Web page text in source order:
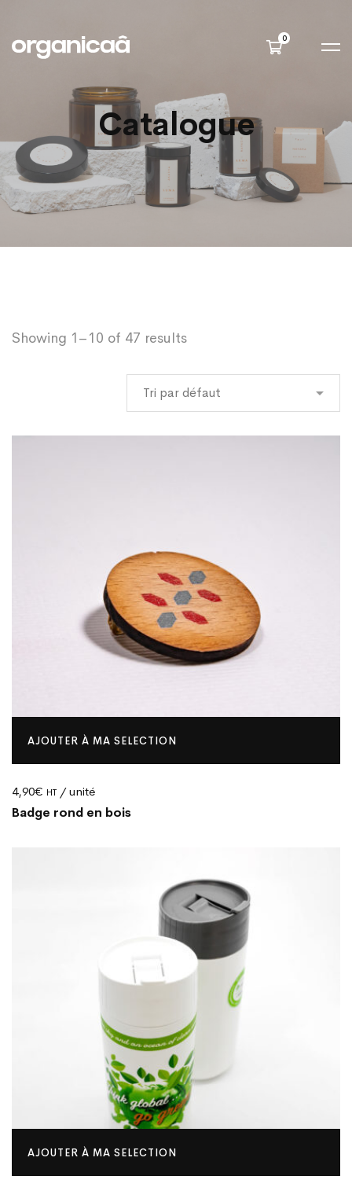
Catalogue
Showing 1–10 of 47 results
AJOUTER À MA SELECTION
4,90€ HT / unité
Badge rond en bois
AJOUTER À MA SELECTION